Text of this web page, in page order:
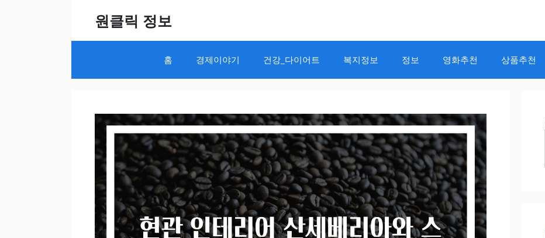
원클릭 정보
홈 경제이야기 건강_다이어트 복지정보 정보 영화추천 상품추천